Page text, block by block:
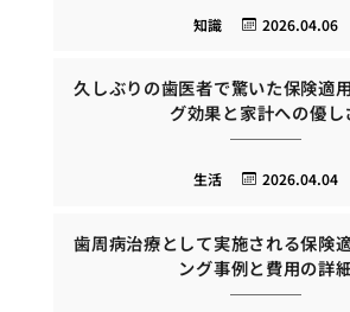
2026.04.06
知識
久しぶりの歯医者で驚いた保険適
グ効果と家計への優し
2026.04.04
生活
歯周病治療として実施される保険
ング事例と費用の詳